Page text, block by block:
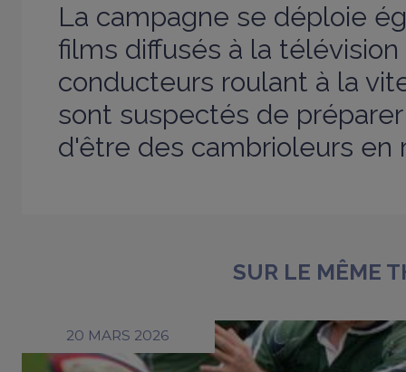
La campagne se déploie
films diffusés à la
conducteurs roulant à la
sont suspectés de
d'être des cambrioleurs en
SUR LE MÊME
20 MARS 2026